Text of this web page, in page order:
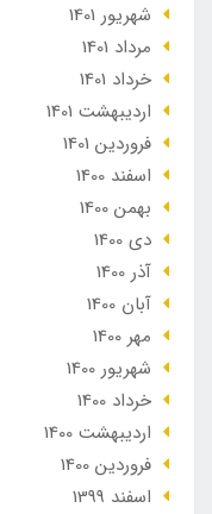
شهریور 1401
مرداد 1401
خرداد 1401
ارديبهشت 1401
فروردین 1401
اسفند 1400
بهمن 1400
دی 1400
آذر 1400
آبان 1400
مهر 1400
شهریور 1400
خرداد 1400
ارديبهشت 1400
فروردین 1400
اسفند 1399